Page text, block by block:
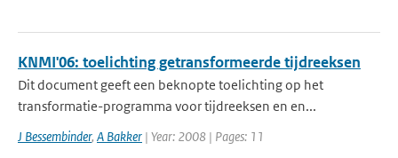
KNMI'06: toelichting getransformeerde tijdreeksen
Dit document geeft een beknopte toelichting op het
transformatie-programma voor tijdreeksen en en...
J Bessembinder, A Bakker | Year: 2008 | Pages: 11